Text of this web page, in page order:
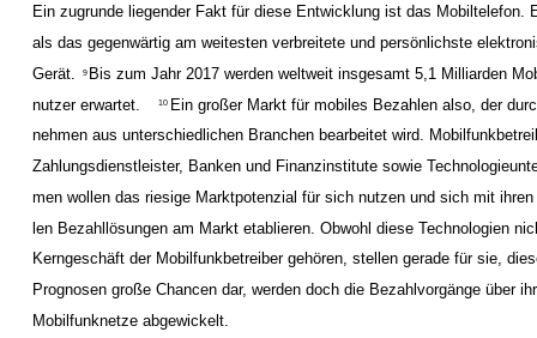
Ein zugrunde liegender Fakt für diese Entwicklung ist das Mobiltelefon.
als das gegenwärtig am weitesten verbreitete und persönlichste
Gerät.
9 Bis zum Jahr 2017 werden weltweit insgesamt 5,1 Milliarden
nutzer erwartet.
10 Ein großer Markt für mobiles Bezahlen also, der
nehmen aus unterschiedlichen Branchen bearbeitet wird.
Zahlungsdienstleister, Banken und Finanzinstitute sowie
men wollen das riesige Marktpotenzial für sich nutzen und sich mit ihren
len Bezahllösungen am Markt etablieren. Obwohl diese Technologien
Kerngeschäft der Mobilfunkbetreiber gehören, stellen gerade für sie,
Prognosen große Chancen dar, werden doch die Bezahlvorgänge über
Mobilfunknetze abgewickelt.